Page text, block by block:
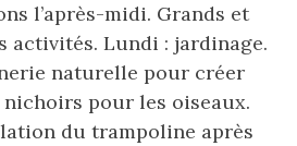
l’après-midi. Grands et
activités. Lundi : jardinage.
naturelle pour créer
pour les oiseaux.
du trampoline après